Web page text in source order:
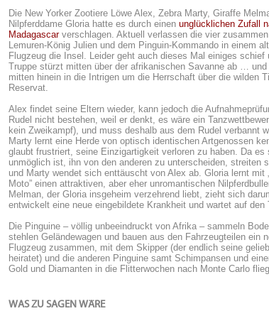
Die New Yorker Zootiere Löwe Alex, Zebra Marty, Giraffe
Nilpferddame Gloria hatte es durch einen unglücklichen Zufall
Madagascarverschlagen. Aktuell verlassen die vier
Lemuren-König Julien und dem Pinguin-Kommando in einem
Flugzeug die Insel. Leider geht auch dieses Mal einiges schief
Truppe stürzt mitten über der afrikanischen Savanne ab … und
mitten hinein in die Intrigen um die Herrschaft über die wilden
Reservat.
Alex findet seine Eltern wieder, kann jedoch die
Rudel nicht bestehen, weil er denkt, es wäre ein
kein Zweikampf), und muss deshalb aus dem Rudel verbannt
Marty lernt eine Herde von optisch identischen Artgenossen
glaubt frustriert, seine Einzigartigkeit verloren zu haben. Da es
unmöglich ist, ihn von den anderen zu unterscheiden, streiten
und Marty wendet sich enttäuscht von Alex ab. Gloria lernt mit
Moto” einen attraktiven, aber eher unromantischen
Melman, der Gloria insgeheim verzehrend liebt, zieht sich
entwickelt eine neue eingebildete Krankheit und wartet auf den
Die Pinguine – völlig unbeeindruckt von Afrika – sammeln
stehlen Geländewagen und bauen aus den Fahrzeugteilen ein
Flugzeug zusammen, mit dem Skipper (der endlich seine
heiratet) und die anderen Pinguine samt Schimpansen und
Gold und Diamanten in die Flitterwochen nach Monte Carlo
WAS ZU SAGEN WÄRE